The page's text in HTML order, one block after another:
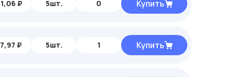
₽ 5шт. 0 Купить
₽ 5шт. 1 Купить